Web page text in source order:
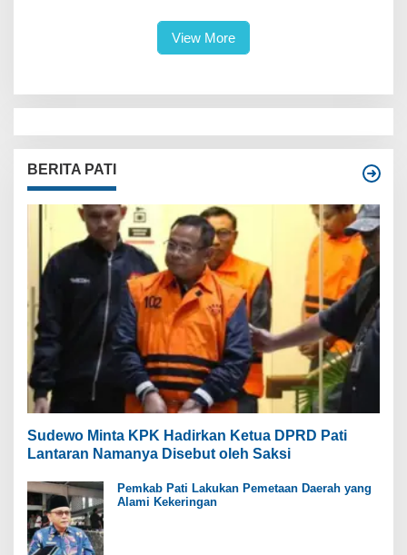
View More
BERITA PATI
Sudewo Minta KPK Hadirkan Ketua DPRD Pati
Lantaran Namanya Disebut oleh Saksi
Pemkab Pati Lakukan Pemetaan Daerah yang
Alami Kekeringan